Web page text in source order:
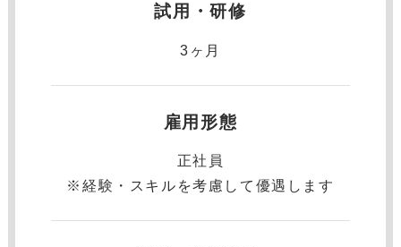
試用・研修
3ヶ月
雇用形態
正社員
※経験・スキルを考慮して優遇します